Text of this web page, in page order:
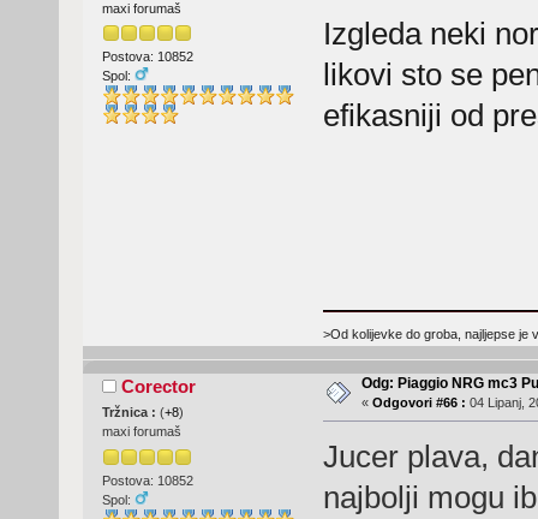
maxi forumaš
Postova: 10852
Spol:
Izgleda neki
likovi sto se
efikasniji od
>Od kolijevke do groba, najljepse je
Corector
Tržnica : (+8)
maxi forumaš
Postova: 10852
Spol:
Odg: Piaggio NRG mc3
« Odgovori #66 : 04 Lipanj,
Jucer plava,
najbolji mogu